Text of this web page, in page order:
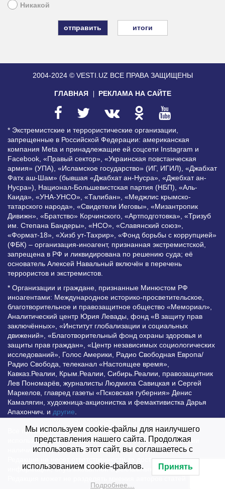
Никакой
итоги
2004-2024 © VESTI.UZ ВСЕ ПРАВА ЗАЩИЩЕНЫ
ГЛАВНАЯ РЕКЛАМА НА САЙТЕ
* Экстремистские и террористические организации,
запрещенные в Российской Федерации: американская
компания Meta и принадлежащие ей соцсети Instagram и
Facebook, «Правый сектор», «Украинская повстанческая
армия» (УПА), «Исламское государство» (ИГ, ИГИЛ), «Джабхат
Фатх аш-Шам» (бывшая «Джабхат ан-Нусра», «Джебхат ан-
Нусра»), Национал-Большевистская партия (НБП), «Аль-
Каида», «УНА-УНСО», «Талибан», «Меджлис крымско-
татарского народа», «Свидетели Иеговы», «Мизантропик
Дивижн», «Братство» Корчинского, «Артподготовка», «Тризуб
им. Степана Бандеры», «НСО», «Славянский союз»,
«Формат-18», «Хизб ут-Тахрир», «Фонд борьбы с коррупцией»
(ФБК) – организация-иноагент, признанная экстремистской,
запрещена в РФ и ликвидирована по решению суда; её
основатель Алексей Навальный включён в перечень
террористов и экстремистов.
* Организации и граждане, признанные Минюстом РФ
иноагентами: Международное историко-просветительское,
благотворительное и правозащитное общество «Мемориал»,
Аналитический центр Юрия Левады, фонд «В защиту прав
заключённых», «Институт глобализации и социальных
движений», «Благотворительный фонд охраны здоровья и
защиты прав граждан», «Центр независимых социологических
исследований», Голос Америки, Радио Свободная Европа/
Радио Свобода, телеканал «Настоящее время»,
Кавказ.Реалии, Крым.Реалии, Сибирь.Реалии, правозащитник
Лев Пономарёв, журналисты Людмила Савицкая и Сергей
Маркелов, главред газеты «Псковская губерния» Денис
Камалягин, художница-акционистка и фемактивистка Дарья
Апахончич. и другие
Все права защищены и охраняются законом. Любое
использование материалов сайта допустимо при условии
наличия активной гиперссылки на Vesti.UZ.
Редакция не несет ответственности за достоверность
информации, опубликованной в рекламных объявлениях.
Мы используем cookie-файлы для наилучшего
представления нашего сайта. Продолжая
использовать этот сайт, вы соглашаетесь с
использованием cookie-файлов. Принять
Подробнее…